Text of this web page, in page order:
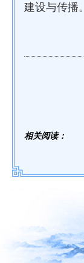
建设与传播。
相关阅读：